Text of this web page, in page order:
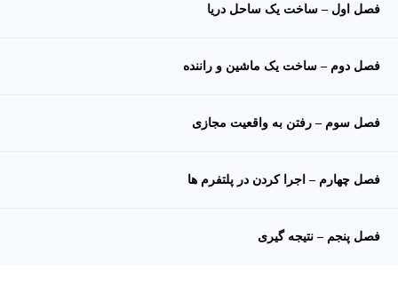
فصل اول – ساخت یک ساحل دریا
فصل دوم – ساخت یک ماشین و راننده
فصل سوم – رفتن به واقعیت مجازی
فصل چهارم – اجرا کردن در پلتفرم ها
فصل پنجم – نتیجه گیری